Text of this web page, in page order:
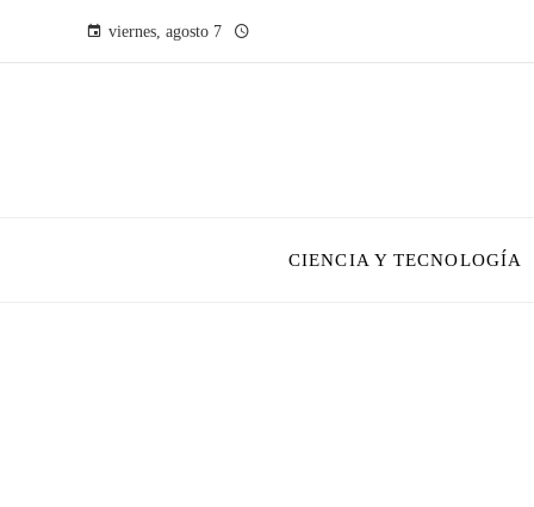
viernes, agosto 7
CIENCIA Y TECNOLOGÍA